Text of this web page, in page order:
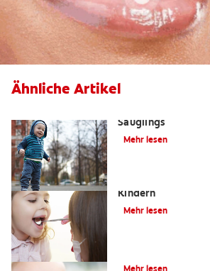
Ähnliche Artikel
Säuglings
Mehr lesen
Kindern
Mehr lesen